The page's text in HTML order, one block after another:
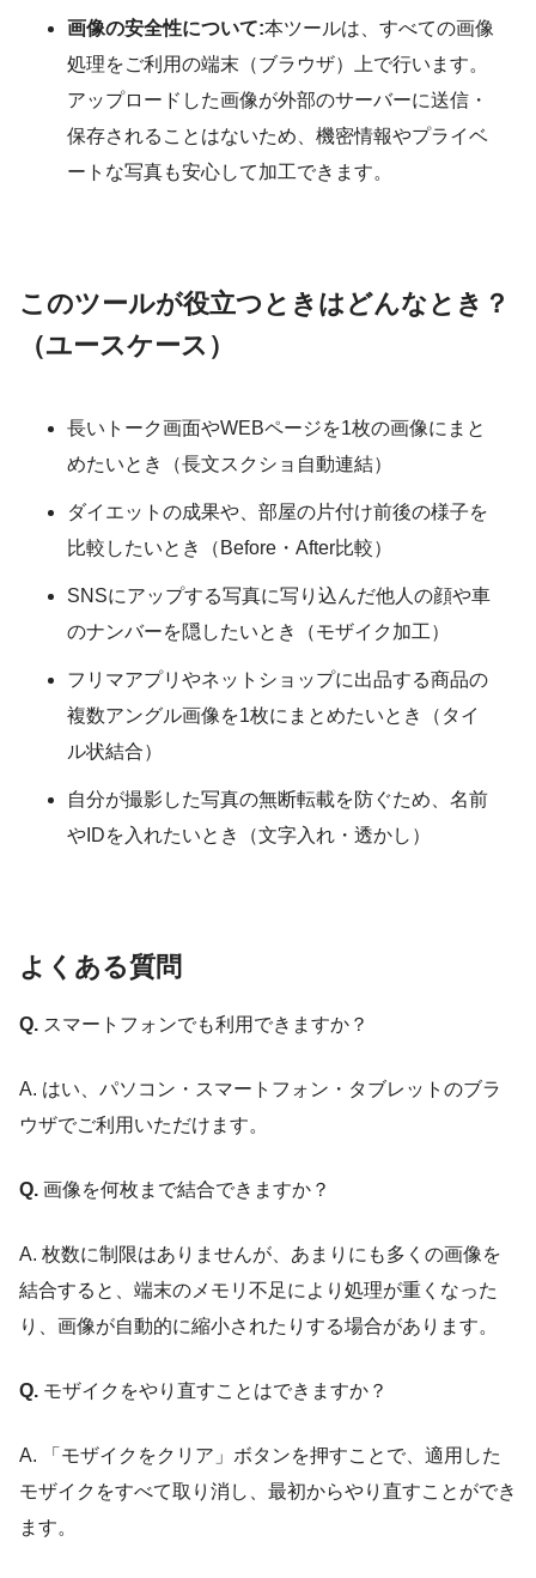
画像の安全性について:本ツールは、すべての画像
処理をご利用の端末（ブラウザ）上で行います。
アップロードした画像が外部のサーバーに送信・
保存されることはないため、機密情報やプライベ
ートな写真も安心して加工できます。
このツールが役立つときはどんなとき？
（ユースケース）
長いトーク画面やWEBページを1枚の画像にまと
めたいとき（長文スクショ自動連結）
ダイエットの成果や、部屋の片付け前後の様子を
比較したいとき（Before・After比較）
SNSにアップする写真に写り込んだ他人の顔や車
のナンバーを隠したいとき（モザイク加工）
フリマアプリやネットショップに出品する商品の
複数アングル画像を1枚にまとめたいとき（タイ
ル状結合）
自分が撮影した写真の無断転載を防ぐため、名前
やIDを入れたいとき（文字入れ・透かし）
よくある質問
Q. スマートフォンでも利用できますか？
A. はい、パソコン・スマートフォン・タブレットのブラ
ウザでご利用いただけます。
Q. 画像を何枚まで結合できますか？
A. 枚数に制限はありませんが、あまりにも多くの画像を
結合すると、端末のメモリ不足により処理が重くなった
り、画像が自動的に縮小されたりする場合があります。
Q. モザイクをやり直すことはできますか？
A. 「モザイクをクリア」ボタンを押すことで、適用した
モザイクをすべて取り消し、最初からやり直すことができ
ます。